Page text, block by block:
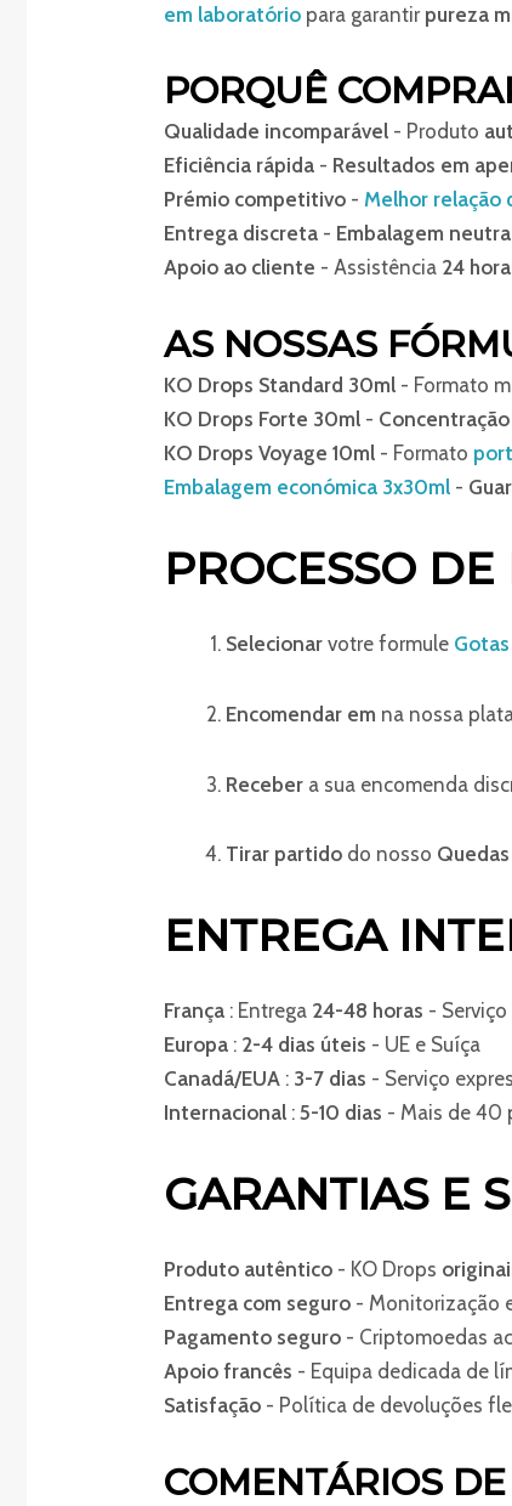
em laboratório para garantir pureza
PORQUÊ
Qualidade incomparável - Produto
Eficiência rápida - Resultados em
Prémio competitivo -Melhor relação
Entrega discreta - Embalagem neutra
Apoio ao cliente - Assistência 24
AS NOSSAS
KO Drops Standard 30ml - Formato
KO Drops Forte 30ml -
KO Drops Voyage 10ml - Formato
Embalagem económica 3x30ml -
PROCESSO
Selecionar votre formule
Encomendar em na nossa
Receber a sua encomenda
Tirar partido do nosso
ENTREGA
França : Entrega 24-48 horas -
Europa : 2-4 dias úteis - UE e Suíça
Canadá/EUA : 3-7 dias - Serviço
Internacional :5-10 dias - Mais de 40
GARANTIAS E
Produto autêntico - KO Drops
Entrega com seguro - Monitorização
Pagamento seguro - Criptomoedas
Apoio francês - Equipa dedicada de
Satisfação - Política de devoluções
COMENTÁRIOS